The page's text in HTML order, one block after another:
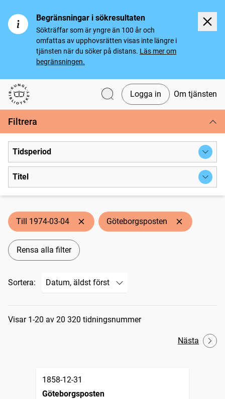
Begränsningar i sökresultaten
Sökträffar som är yngre än 100 år och
omfattas av upphovsrätten visas inte längre i
tjänsten när du söker på distans. Läs mer om
begränsningen.
Svenska tidningar
Logga in Om tjänsten
Filtrera
Tidsperiod
Titel
Till 1974-03-04 Göteborgsposten
Rensa alla filter
Sortera:
Sökresultat
Visar 1-20 av 20 320 tidningsnummer
Nästa
1858-12-31
Göteborgsposten